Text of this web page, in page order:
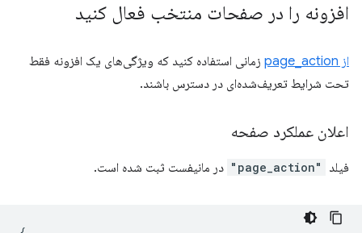
افزونه را در صفحات منتخب فعال کنید
از page_action
زمانی استفاده کنید که ویژگی‌های یک افزونه فقط
تحت شرایط تعریف‌شده‌ای در دسترس باشند.
اعلان عملکرد صفحه
فیلد "page_action" در مانیفست ثبت شده است.